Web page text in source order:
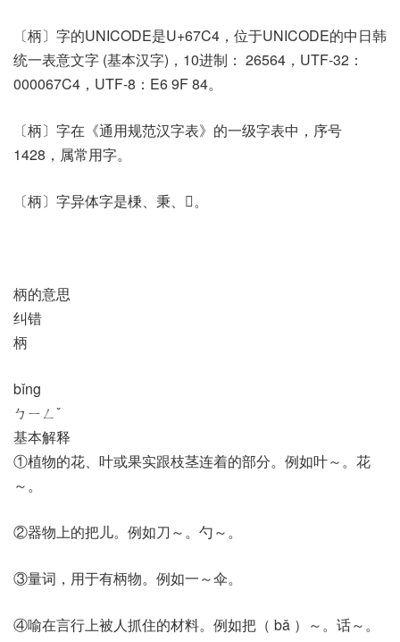
〔柄〕字的UNICODE是U+67C4，位于UNICODE的中日韩
统一表意文字 (基本汉字)，10进制： 26564，UTF-32：
000067C4，UTF-8：E6 9F 84。
〔柄〕字在《通用规范汉字表》的一级字表中，序号
1428，属常用字。
〔柄〕字异体字是棅、秉、𥟱。
柄的意思
纠错
柄
bǐng
ㄅㄧㄥˇ
基本解释
①植物的花、叶或果实跟枝茎连着的部分。例如叶～。花
～。
②器物上的把儿。例如刀～。勺～。
③量词，用于有柄物。例如一～伞。
④喻在言行上被人抓住的材料。例如把（ bǎ ）～。话～。